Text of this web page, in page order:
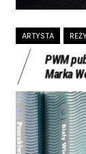
ARTYSTA
PWM
Marka